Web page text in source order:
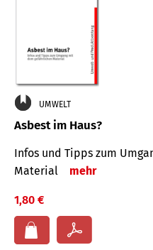
UMWELT
Asbest im Haus?
Infos und Tipps zum
Mate­rial
mehr
1,80 €